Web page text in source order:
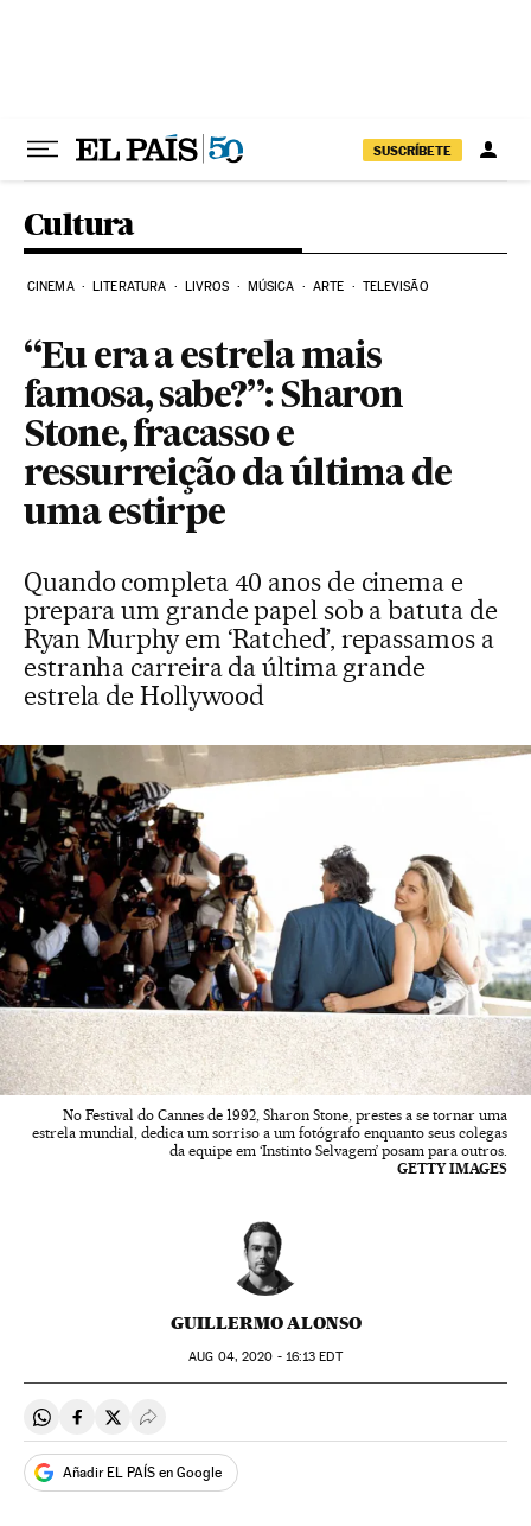
SUSCRÍBETE
Cultura
CINEMA LITERATURA LIVROS MÚSICA ARTE TELEVISÃO
“Eu era a estrela mais
famosa, sabe?”: Sharon
Stone, fracasso e
ressurreição da última de
uma estirpe
Quando completa 40 anos de cinema e
prepara um grande papel sob a batuta de
Ryan Murphy em ‘Ratched’, repassamos a
estranha carreira da última grande
estrela de Hollywood
No Festival do Cannes de 1992, Sharon Stone, prestes a se tornar uma
estrela mundial, dedica um sorriso a um fotógrafo enquanto seus colegas
da equipe em ‘Instinto Selvagem’ posam para outros.
GETTY IMAGES
GUILLERMO ALONSO
AUG 04, 2020 - 16:13 EDT
Compartir en Whatsapp
Compartir en Facebook
Compartir en Twitter
Desplegar Redes Sociales
Añadir EL PAÍS en Google